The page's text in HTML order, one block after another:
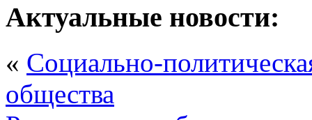
Актуальные новости:
« Социально-
общества